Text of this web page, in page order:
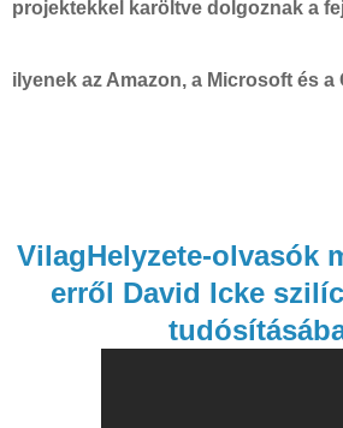
projektekkel karöltve dolgoznak a
ilyenek az Amazon, a Microsoft és a
VilagHelyzete-olvasók
erről David Icke